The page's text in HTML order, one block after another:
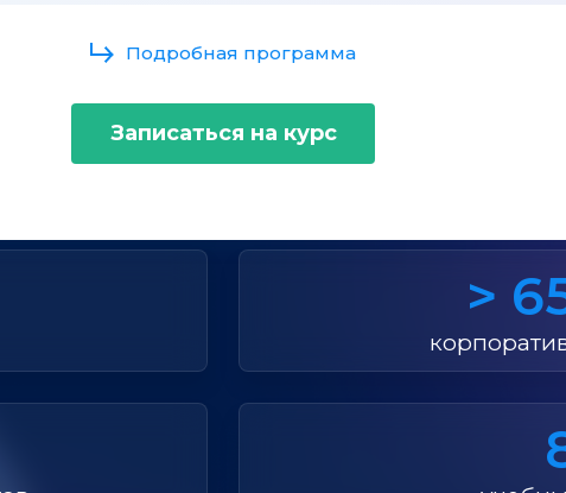
Подробная программа
Записаться на курс
центр «Специалист»
>